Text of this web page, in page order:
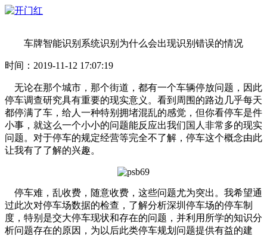
车牌智能识别系统识别为什么会出现识别错误的情况
时间：2019-11-12 17:07:19
无论在那个城市，那个街道，都有一个车辆停放问题，因此
停车调查研究具有重要的现实意义。看到周围的路边几乎每天
都停满了车，给人一种特别拥堵混乱的感觉，但你看停车是件
小事，就这么一个小小的问题能反应出我们国人非常多的现实
问题。对于停车的规定经营等完全不了解，停车这个概念由此
让我有了了解的兴趣。
停车难，乱收费，随意收费，这些问题尤为突出。我希望通
过此次对停车场数据的检查，了解分析深圳停车场的停车制
度，特别是交大停车现状和存在的问题，并利用所学的知识分
析问题存在的原因，为以后此类停车规划问题提供有益的建